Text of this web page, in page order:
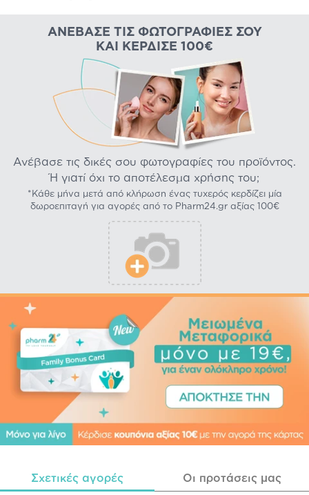
ΑΝΈΒΑΣΕ ΤΙΣ ΦΩΤΟΓΡΑΦΊΕΣ ΣΟΥ
ΚΑΙ ΚΈΡΔΙΣΕ 100€
Ανέβασε τις δικές σου φωτογραφίες του προϊόντος.
Ή γιατί όχι το αποτέλεσμα χρήσης του;
*Κάθε μήνα μετά από κλήρωση ένας τυχερός κερδίζει μία
δωροεπιταγή για αγορές από το Pharm24.gr αξίας 100€
Σχετικές αγορές Οι προτάσεις μας